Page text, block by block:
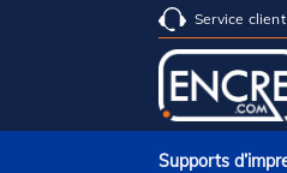
Service
Supports